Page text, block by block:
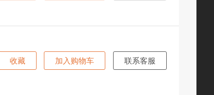
收藏 加入购物车 联系客服